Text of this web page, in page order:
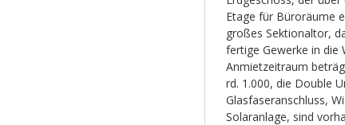
Etage für Büroräume
großes Sektionaltor,
fertige Gewerke in die
Anmietzeitraum
rd. 1.000, die Double
Glasfaseranschluss,
Solaranlage, sind